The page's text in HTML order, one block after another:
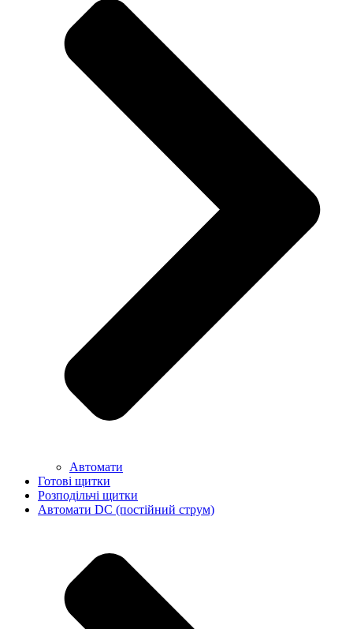
Автомати
Готові щитки
Розподільчі щитки
Автомати DC (постійний струм)